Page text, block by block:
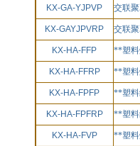
KX-GA-YJPVP 交联
KX-GAYJPVRP 交联
KX-HA-FFP **塑料
KX-HA-FFRP **塑料
KX-HA-FPFP **塑料
KX-HA-FPFRP **塑料
KX-HA-FVP **塑料